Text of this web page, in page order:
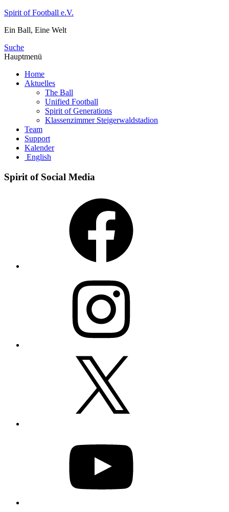
Zum
springen
Spirit of Football e.V.
Ein Ball, Eine Welt
Suche
Hauptmenü
Home
Aktuelles
The Ball
Unified Football
Spirit of Generations
Klassenzimmer Steigerwaldstadion
Team
Support
Kalender
English
Spirit of Social Media